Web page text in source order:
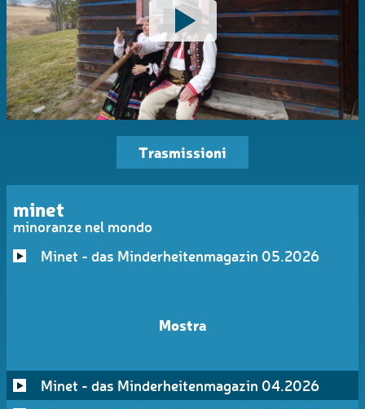
Trasmissioni
minet
minoranze nel mondo
Minet - das Minderheitenmagazin 05.2026
Mostra
Minet - das Minderheitenmagazin 04.2026